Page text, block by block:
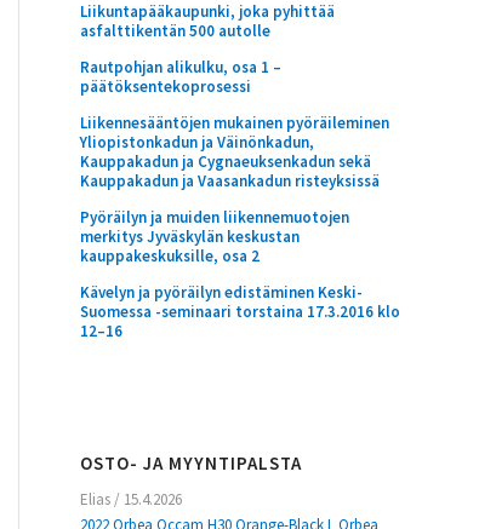
Liikuntapääkaupunki, joka pyhittää
asfalttikentän 500 autolle
Rautpohjan alikulku, osa 1 –
päätöksentekoprosessi
Liikennesääntöjen mukainen pyöräileminen
Yliopistonkadun ja Väinönkadun,
Kauppakadun ja Cygnaeuksenkadun sekä
Kauppakadun ja Vaasankadun risteyksissä
Pyöräilyn ja muiden liikennemuotojen
merkitys Jyväskylän keskustan
kauppakeskuksille, osa 2
Kävelyn ja pyöräilyn edistäminen Keski-
Suomessa -seminaari torstaina 17.3.2016 klo
12–16
OSTO- JA MYYNTIPALSTA
Elias / 15.4.2026
2022 Orbea Occam H30 Orange-Black L Orbea